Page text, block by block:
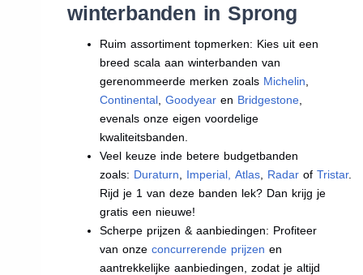
winterbanden in Sprong
Ruim assortiment topmerken: Kies uit een
breed scala aan winterbanden van
gerenommeerde merken zoals Michelin
Continental ,Goodyear en Bridgestone
evenals onze eigen voordelige
kwaliteitsbanden.
Veel keuze inde betere budgetbanden
zoals: Duraturn Imperial Atlas Radar ofTristar.
Rijd je 1 van deze banden lek? Dan krijg je
gratis een nieuwe!
Scherpe prijzen & aanbiedingen: Profiteer
van onzeconcurrerende prijzen en
aantrekkelijke aanbiedingen, zodat je altijd